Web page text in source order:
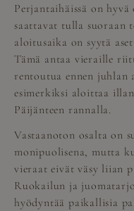
Perjantaihäissä on
saattavat tulla suoraan
aloitusaika on syytä
Tämä antaa vieraille
rentoutua ennen juhlan
esimerkiksi aloittaa
Päijänteen rannalla.
Vastaanoton osalta on
monipuolisena, mutta
vieraat eivät väsy liian
Ruokailun ja
hyödyntää paikallisia